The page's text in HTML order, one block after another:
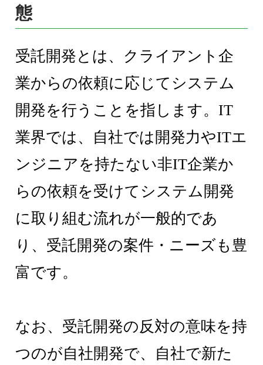
態
受託開発とは、クライアント企
業からの依頼に応じてシステム
開発を行うことを指します。IT
業界では、自社では開発力やITエ
ンジニアを持たない非IT企業か
らの依頼を受けてシステム開発
に取り組む流れが一般的であ
り、受託開発の案件・ニーズも豊
富です。
なお、受託開発の反対の意味を持
つのが自社開発で、自社で新た